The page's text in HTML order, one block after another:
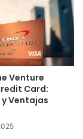
Venture
Card:
Ventajas